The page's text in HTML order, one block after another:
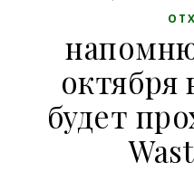
октября
будет